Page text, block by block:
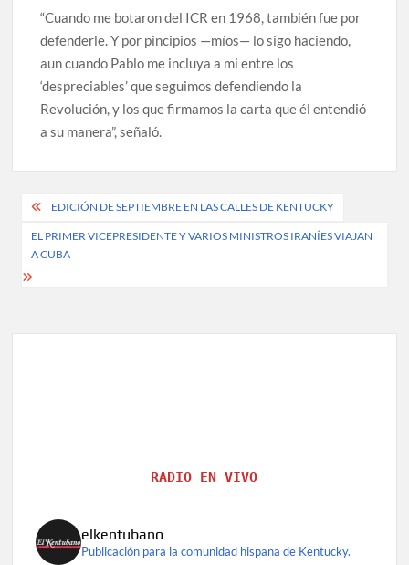
“Cuando me botaron del ICR en 1968, también fue por
defenderle. Y por pincipios —míos— lo sigo haciendo,
aun cuando Pablo me incluya a mi entre los
‘despreciables’ que seguimos defendiendo la
Revolución, y los que firmamos la carta que él entendió
a su manera”, señaló.
Post
navigation
EDICIÓN DE SEPTIEMBRE EN LAS CALLES DE KENTUCKY
EL PRIMER VICEPRESIDENTE Y VARIOS MINISTROS IRANÍES VIAJAN
A CUBA
RADIO EN VIVO
elkentubano
Publicación para la comunidad hispana de Kentucky.